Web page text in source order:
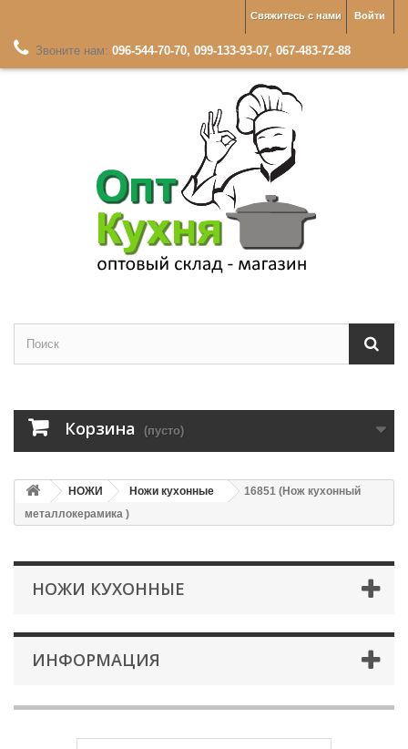
Войти
Свяжитесь с нами
Звоните нам: 096-544-70-70, 099-133-93-07, 067-483-72-88
Корзина (пусто)
НОЖИ Ножи кухонные
16851 (Нож кухонный
металлокерамика )
НОЖИ КУХОННЫЕ
ИНФОРМАЦИЯ